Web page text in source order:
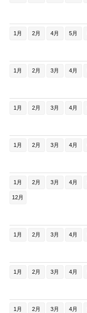
1月 2月 4月 5月
1月 2月 3月 4月
1月 2月 3月 4月
1月 2月 3月 4月
1月 2月 3月 4月
12月
1月 2月 3月 4月
1月 2月 3月 4月
1月 2月 3月 4月